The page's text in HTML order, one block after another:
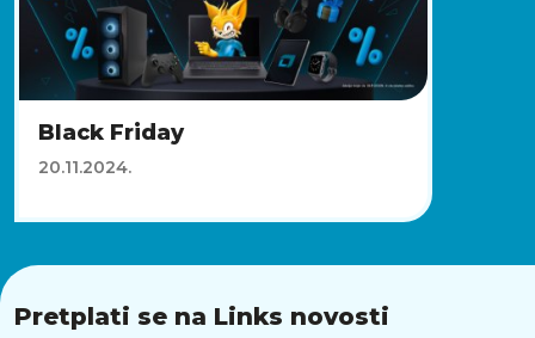
Black Friday
20.11.2024.
Pretplati se na Links novosti